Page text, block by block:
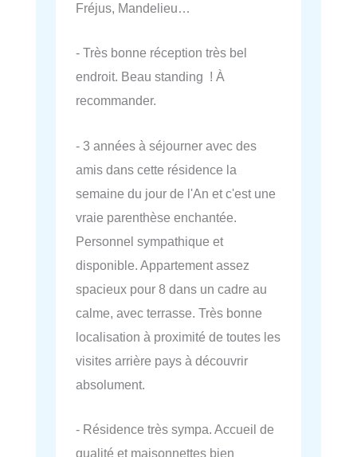
Fréjus, Mandelieu…
- Très bonne réception très bel
endroit. Beau standing ! À
recommander.
- 3 années à séjourner avec des
amis dans cette résidence la
semaine du jour de l'An et c'est une
vraie parenthèse enchantée.
Personnel sympathique et
disponible. Appartement assez
spacieux pour 8 dans un cadre au
calme, avec terrasse. Très bonne
localisation à proximité de toutes les
visites arrière pays à découvrir
absolument.
- Résidence très sympa. Accueil de
qualité et maisonnettes bien